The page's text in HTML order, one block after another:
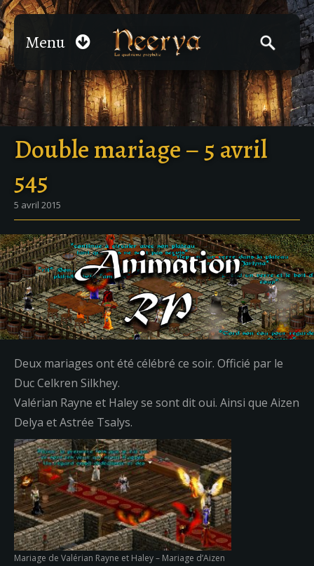
Menu
Double mariage – 5 avril
545
5 avril 2015
Deux mariages ont été célébré ce soir. Officié par le
Duc Celkren Silkhey.
Valérian Rayne et Haley se sont dit oui. Ainsi que Aizen
Delya et Astrée Tsalys.
Mariage de Valérian Rayne et Haley – Mariage d’Aizen